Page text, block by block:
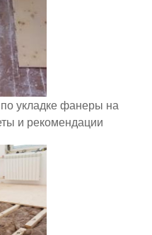
укладке фанеры на
и рекомендации